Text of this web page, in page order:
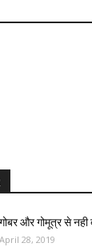
गोबर और गोमूत्र से
April 28, 2019